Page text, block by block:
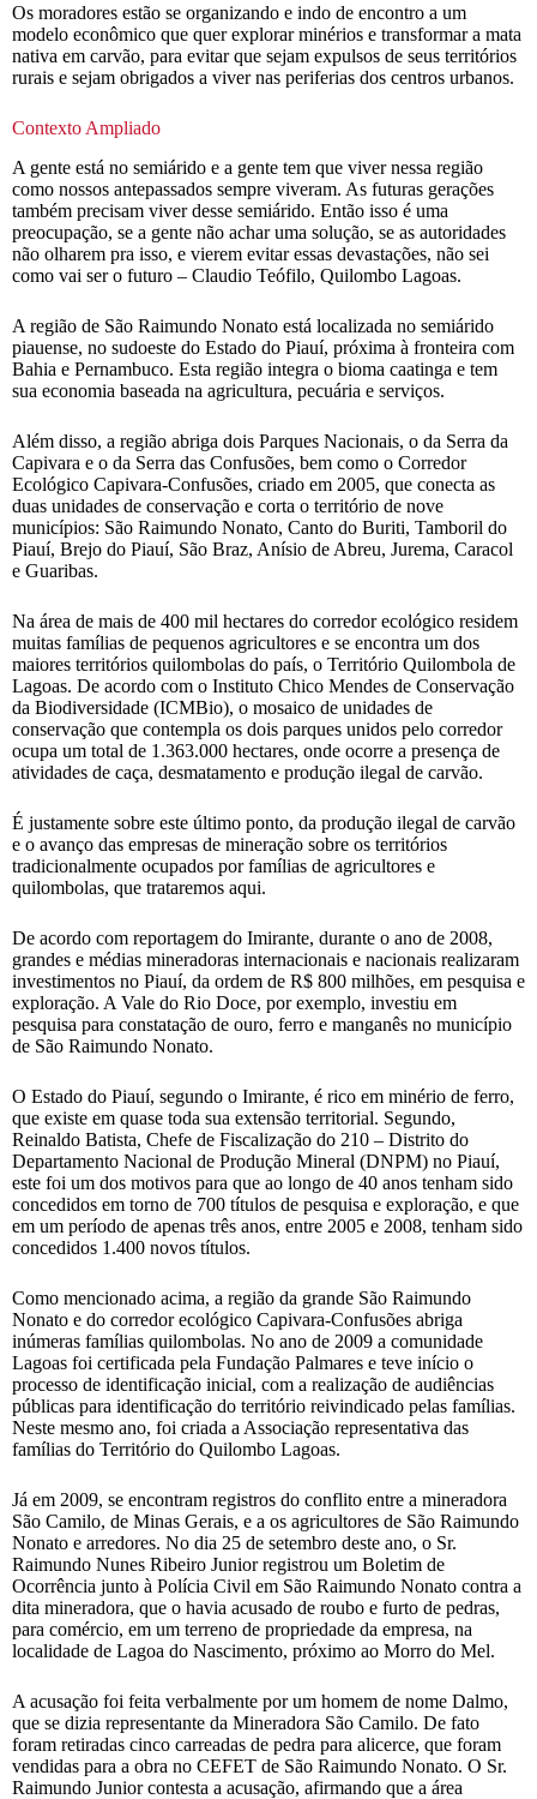
Os moradores estão se organizando e indo de encontro a um
modelo econômico que quer explorar minérios e transformar a mata
nativa em carvão, para evitar que sejam expulsos de seus territórios
rurais e sejam obrigados a viver nas periferias dos centros urbanos.
Contexto Ampliado
A gente está no semiárido e a gente tem que viver nessa região
como nossos antepassados sempre viveram. As futuras gerações
também precisam viver desse semiárido. Então isso é uma
preocupação, se a gente não achar uma solução, se as autoridades
não olharem pra isso, e vierem evitar essas devastações, não sei
como vai ser o futuro – Claudio Teófilo, Quilombo Lagoas.
A região de São Raimundo Nonato está localizada no semiárido
piauense, no sudoeste do Estado do Piauí, próxima à fronteira com
Bahia e Pernambuco. Esta região integra o bioma caatinga e tem
sua economia baseada na agricultura, pecuária e serviços.
Além disso, a região abriga dois Parques Nacionais, o da Serra da
Capivara e o da Serra das Confusões, bem como o Corredor
Ecológico Capivara-Confusões, criado em 2005, que conecta as
duas unidades de conservação e corta o território de nove
municípios: São Raimundo Nonato, Canto do Buriti, Tamboril do
Piauí, Brejo do Piauí, São Braz, Anísio de Abreu, Jurema, Caracol
e Guaribas.
Na área de mais de 400 mil hectares do corredor ecológico residem
muitas famílias de pequenos agricultores e se encontra um dos
maiores territórios quilombolas do país, o Território Quilombola de
Lagoas. De acordo com o Instituto Chico Mendes de Conservação
da Biodiversidade (ICMBio), o mosaico de unidades de
conservação que contempla os dois parques unidos pelo corredor
ocupa um total de 1.363.000 hectares, onde ocorre a presença de
atividades de caça, desmatamento e produção ilegal de carvão.
É justamente sobre este último ponto, da produção ilegal de carvão
e o avanço das empresas de mineração sobre os territórios
tradicionalmente ocupados por famílias de agricultores e
quilombolas, que trataremos aqui.
De acordo com reportagem do Imirante, durante o ano de 2008,
grandes e médias mineradoras internacionais e nacionais realizaram
investimentos no Piauí, da ordem de R$ 800 milhões, em pesquisa e
exploração. A Vale do Rio Doce, por exemplo, investiu em
pesquisa para constatação de ouro, ferro e manganês no município
de São Raimundo Nonato.
O Estado do Piauí, segundo o Imirante, é rico em minério de ferro,
que existe em quase toda sua extensão territorial. Segundo,
Reinaldo Batista, Chefe de Fiscalização do 210 – Distrito do
Departamento Nacional de Produção Mineral (DNPM) no Piauí,
este foi um dos motivos para que ao longo de 40 anos tenham sido
concedidos em torno de 700 títulos de pesquisa e exploração, e que
em um período de apenas três anos, entre 2005 e 2008, tenham sido
concedidos 1.400 novos títulos.
Como mencionado acima, a região da grande São Raimundo
Nonato e do corredor ecológico Capivara-Confusões abriga
inúmeras famílias quilombolas. No ano de 2009 a comunidade
Lagoas foi certificada pela Fundação Palmares e teve início o
processo de identificação inicial, com a realização de audiências
públicas para identificação do território reivindicado pelas famílias.
Neste mesmo ano, foi criada a Associação representativa das
famílias do Território do Quilombo Lagoas.
Já em 2009, se encontram registros do conflito entre a mineradora
São Camilo, de Minas Gerais, e a os agricultores de São Raimundo
Nonato e arredores. No dia 25 de setembro deste ano, o Sr.
Raimundo Nunes Ribeiro Junior registrou um Boletim de
Ocorrência junto à Polícia Civil em São Raimundo Nonato contra a
dita mineradora, que o havia acusado de roubo e furto de pedras,
para comércio, em um terreno de propriedade da empresa, na
localidade de Lagoa do Nascimento, próximo ao Morro do Mel.
A acusação foi feita verbalmente por um homem de nome Dalmo,
que se dizia representante da Mineradora São Camilo. De fato
foram retiradas cinco carreadas de pedra para alicerce, que foram
vendidas para a obra no CEFET de São Raimundo Nonato. O Sr.
Raimundo Junior contesta a acusação, afirmando que a área